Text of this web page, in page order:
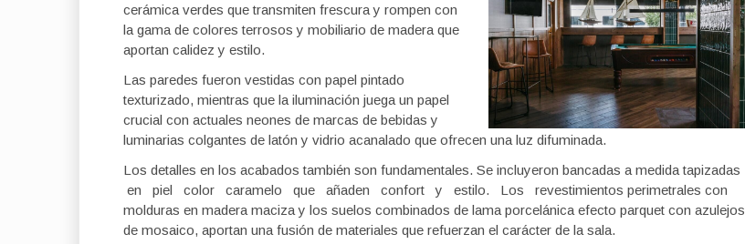
cerámica verdes que transmiten frescura y rompen con
la gama de colores terrosos y mobiliario de madera que
aportan calidez y estilo.
Las paredes fueron vestidas con papel pintado
texturizado, mientras que la iluminación juega un papel
crucial con actuales neones de marcas de bebidas y
luminarias colgantes de latón y vidrio acanalado que ofrecen una luz difuminada.
Los detalles en los acabados también son fundamentales. Se incluyeron bancadas a medida tapizadas
en piel color caramelo que añaden confort y estilo. Los revestimientos perimetrales con
molduras en madera maciza y los suelos combinados de lama porcelánica efecto parquet con azulejos
de mosaico, aportan una fusión de materiales que refuerzan el carácter de la sala.